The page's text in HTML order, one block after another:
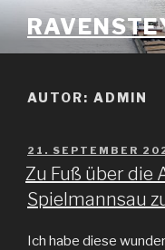
Inhalt
springen
AUTOR: ADMIN
VERÖFFENTLICHT
AM
21. SEPTEMBER
Zu Fuß über die
Spielmannsau
Ich habe diese